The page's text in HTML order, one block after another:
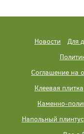
Новости Для
Соглашение на
Клеевая плитка
Каменно-
Напольный плинтус